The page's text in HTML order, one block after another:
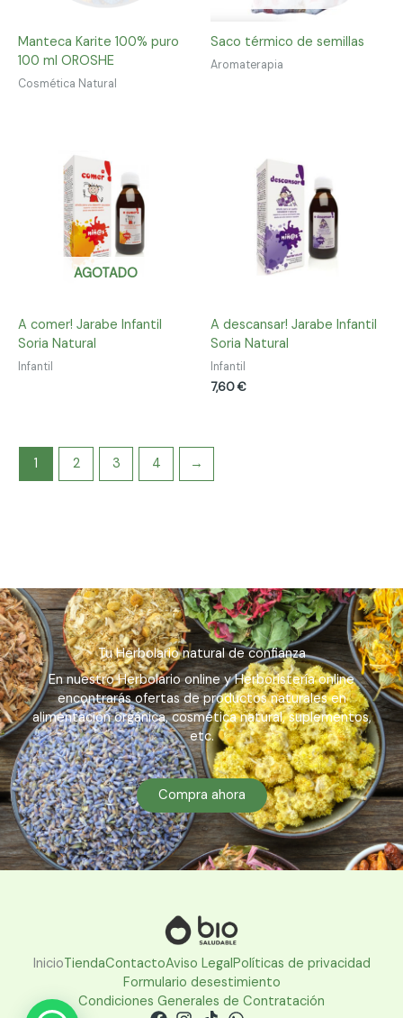
Manteca Karite 100% puro
100 ml OROSHE
Cosmética Natural
Saco térmico de semillas
Aromaterapia
AGOTADO
A comer! Jarabe Infantil
Soria Natural
Infantil
A descansar! Jarabe Infantil
Soria Natural
Infantil
7,60€
1 2 3 4 →
Tu Herbolario natural de confianza
En nuestro Herbolario online y Herboristería online
encontrarás ofertas de productos naturales en
alimentación orgánica, cosmética natural, suplementos,
etc.
Compra ahora
InicioTiendaContactoAviso LegalPolíticas de privacidad
Formulario desestimiento
Condiciones Generales de Contratación